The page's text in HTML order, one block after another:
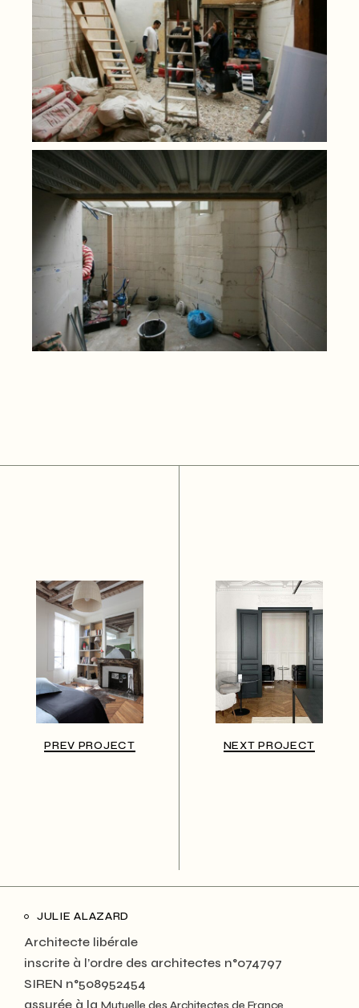
PREV PROJECT NEXT PROJECT
JULIE ALAZARD
Architecte libérale
inscrite à l’ordre des architectes n°074797
SIREN n°508952454
assurée à la Mutuelle des Architectes de France